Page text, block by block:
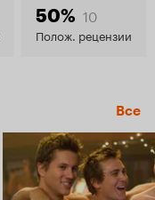
50% 10
Полож. рецензии
Все